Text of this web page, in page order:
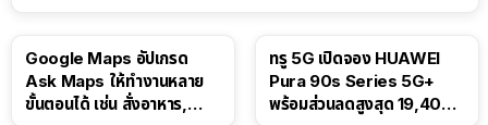
Google Maps อัปเกรด
Ask Maps ให้ทำงานหลาย
ขั้นตอนได้ เช่น สั่งอาหาร,
ทรู 5G เปิดจอง HUAWEI
Pura 90s Series 5G+
พร้อมส่วนลดสูงสุด 19,400